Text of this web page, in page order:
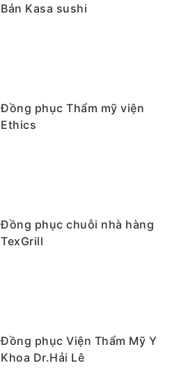
Bản Kasa sushi
Đồng phục Thẩm mỹ viện
Ethics
Đồng phục chuỗi nhà hàng
TexGrill
Đồng phục Viện Thẩm Mỹ Y
Khoa Dr.Hải Lê